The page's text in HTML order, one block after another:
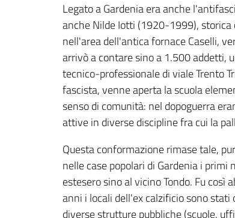
Legato a Gardenia era anche
anche Nilde Iotti (1920-1999), storica
nell'area dell'antica fornace Caselli,
arrivò a contare sino a 1.500 addetti,
tecnico-professionale di viale Trento
fascista, venne aperta la scuola
senso di comunità: nel dopoguerra
attive in diverse discipline fra cui la
Questa conformazione rimase tale,
nelle case popolari di Gardenia i
estesero sino al vicino Tondo. Fu
anni i locali dell'ex calzificio sono
diverse strutture pubbliche (scuole,